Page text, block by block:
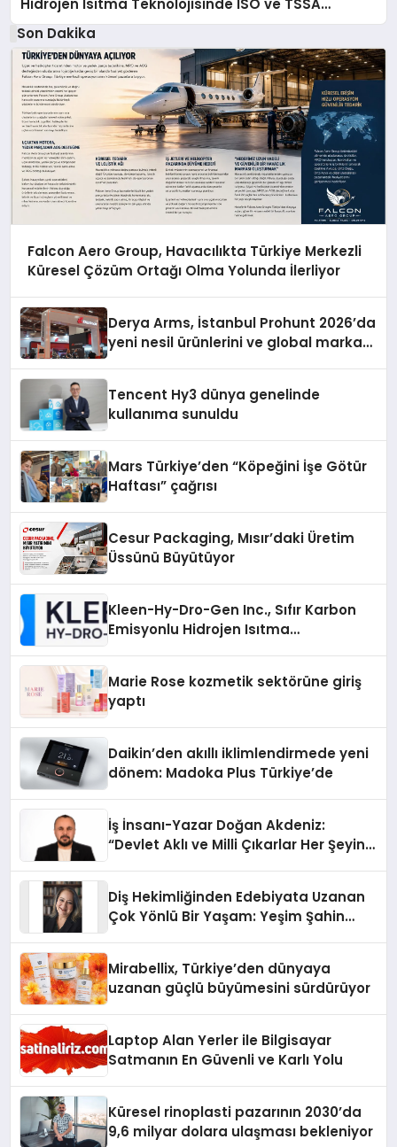
Hidrojen Isıtma Teknolojisinde ISO ve TSSA
Düzenleyici Onaylarını Aldı
Son Dakika
Falcon Aero Group, Havacılıkta Türkiye Merkezli
Küresel Çözüm Ortağı Olma Yolunda İlerliyor
Derya Arms, İstanbul Prohunt 2026’da
yeni nesil ürünlerini ve global marka
Tencent Hy3 dünya genelinde
kullanıma sunuldu
Mars Türkiye’den “Köpeğini İşe Götür
Haftası” çağrısı
Cesur Packaging, Mısır’daki Üretim
Üssünü Büyütüyor
Kleen-Hy-Dro-Gen Inc., Sıfır Karbon
Emisyonlu Hidrojen Isıtma
Marie Rose kozmetik sektörüne giriş
yaptı
Daikin’den akıllı iklimlendirmede yeni
dönem: Madoka Plus Türkiye’de
İş İnsanı-Yazar Doğan Akdeniz:
“Devlet Aklı ve Milli Çıkarlar Her Şeyin
Diş Hekimliğinden Edebiyata Uzanan
Çok Yönlü Bir Yaşam: Yeşim Şahin
Mirabellix, Türkiye’den dünyaya
uzanan güçlü büyümesini sürdürüyor
Laptop Alan Yerler ile Bilgisayar
Satmanın En Güvenli ve Karlı Yolu
Küresel rinoplasti pazarının 2030’da
9,6 milyar dolara ulaşması bekleniyor